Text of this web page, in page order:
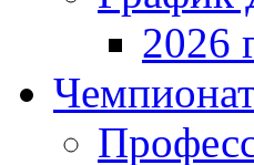
2026